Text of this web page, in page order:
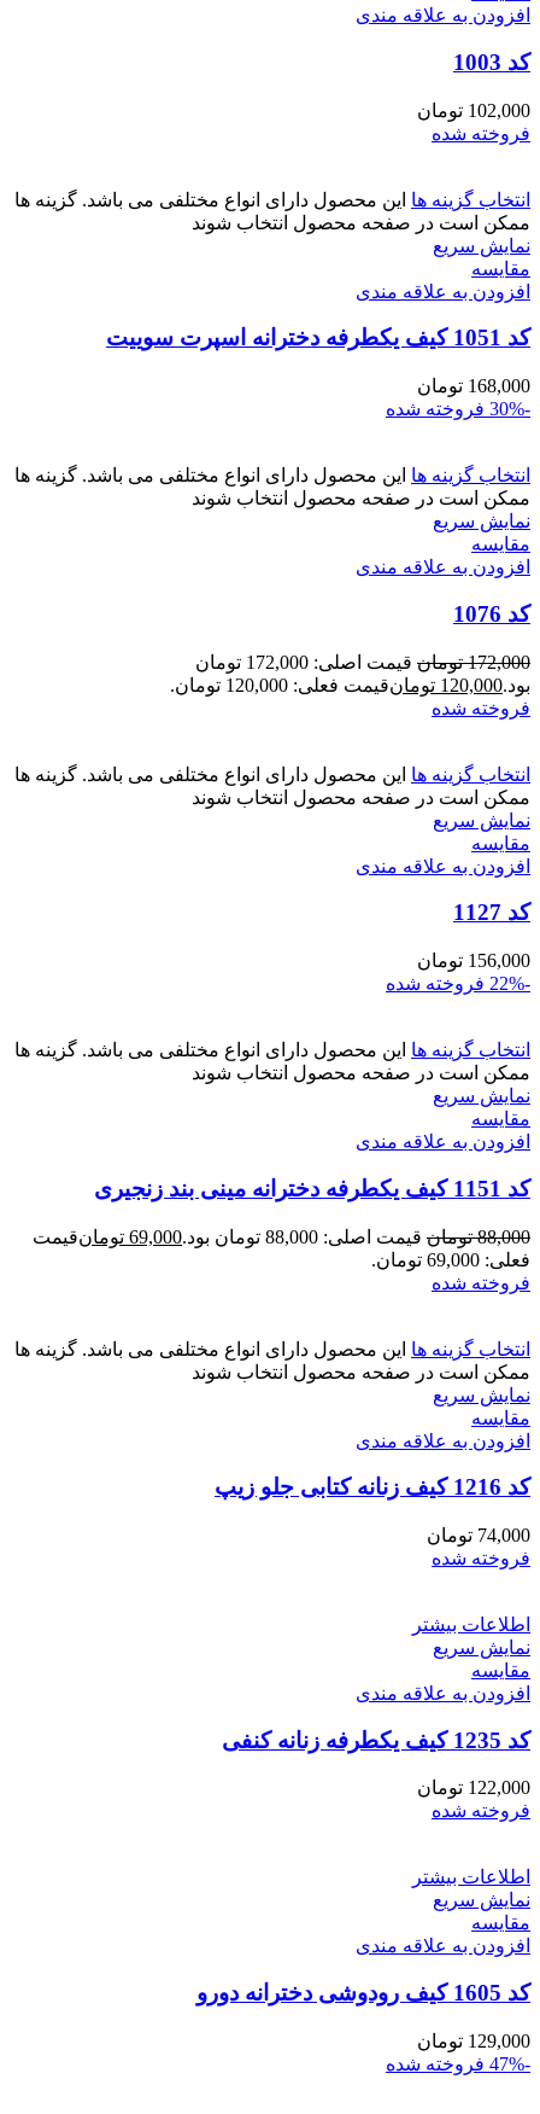
افزودن به علاقه مندی
کد 1003
102,000 تومان
فروخته شده
انتخاب گزینه ها این محصول دارای انواع مختلفی می باشد. گزینه ها
ممکن است در صفحه محصول انتخاب شوند
نمایش سریع
مقايسه
افزودن به علاقه مندی
کد 1051 کیف یکطرفه دخترانه اسپرت سوییت
168,000 تومان
-30%
فروخته شده
انتخاب گزینه ها این محصول دارای انواع مختلفی می باشد. گزینه ها
ممکن است در صفحه محصول انتخاب شوند
نمایش سریع
مقايسه
افزودن به علاقه مندی
کد 1076
172,000 تومان
قیمت اصلی: 172,000 تومان
بود.120,000 تومانقیمت فعلی: 120,000 تومان.
فروخته شده
انتخاب گزینه ها این محصول دارای انواع مختلفی می باشد. گزینه ها
ممکن است در صفحه محصول انتخاب شوند
نمایش سریع
مقايسه
افزودن به علاقه مندی
کد 1127
156,000 تومان
-22%
فروخته شده
انتخاب گزینه ها این محصول دارای انواع مختلفی می باشد. گزینه ها
ممکن است در صفحه محصول انتخاب شوند
نمایش سریع
مقايسه
افزودن به علاقه مندی
کد 1151 کیف یکطرفه دخترانه مینی بند زنجیری
88,000 تومان قیمت اصلی: 88,000 تومان بود. 69,000 تومانقیمت
فعلی: 69,000 تومان.
فروخته شده
انتخاب گزینه ها این محصول دارای انواع مختلفی می باشد. گزینه ها
ممکن است در صفحه محصول انتخاب شوند
نمایش سریع
مقايسه
افزودن به علاقه مندی
کد 1216 کیف زنانه کتابی جلو زیپ
74,000 تومان
فروخته شده
اطلاعات بیشتر
نمایش سریع
مقايسه
افزودن به علاقه مندی
کد 1235 کیف یکطرفه زنانه کنفی
122,000 تومان
فروخته شده
اطلاعات بیشتر
نمایش سریع
مقايسه
افزودن به علاقه مندی
کد 1605 کیف رودوشی دخترانه دورو
129,000 تومان
-47%
فروخته شده